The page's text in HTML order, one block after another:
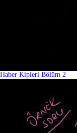
Haber Kipleri Bölüm 2